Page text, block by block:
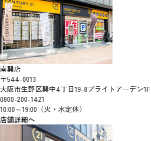
南巽店
〒544-0013
大阪市生野区巽中4丁目19-8ブライトアーデン1F
0800-200-1421
10:00～19:00（火・水定休）
店舗詳細へ